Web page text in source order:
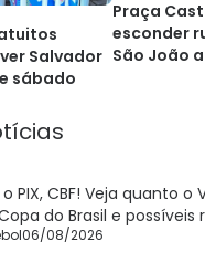
Salvador
sábado
Praça
esconder
São João
o PIX, CBF! Veja quanto o
do Brasil e possíveis
06/08/2026